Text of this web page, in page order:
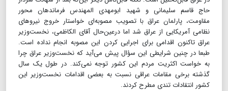
حاج قاسم سلیمانی و شهید ابومهدی المهندس فرماندهان محور
مقاومت،‌ پارلمان عراق با تصویب مصوبه‌ای خواستار خروج نیروهای
نظامی آمریکایی از عراق شد اما درعین‌حال آقای الکاظمی، نخست‌وزیر
عراق تاکنون اقدامی برای اجرایی کردن این مصوبه انجام نداده است.
طبعا در چنین شرایطی این سؤال پیش می‌آید که نخست‌وزیر عراق چرا
به خواست اکثریت مردم این کشور توجه نمی‌کند. در طول یک سال
گذشته برخی مقامات عراقی نسبت به بعضی اقدامات نخست‌وزیر این
کشور انتقادات تندی مطرح کردند.